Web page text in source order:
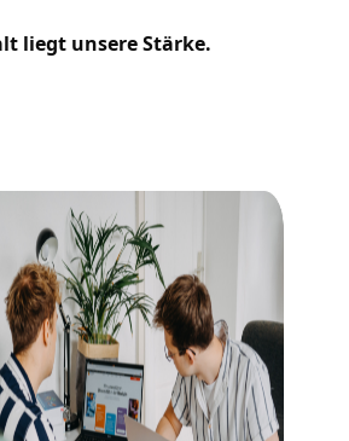
liegt unsere Stärke.